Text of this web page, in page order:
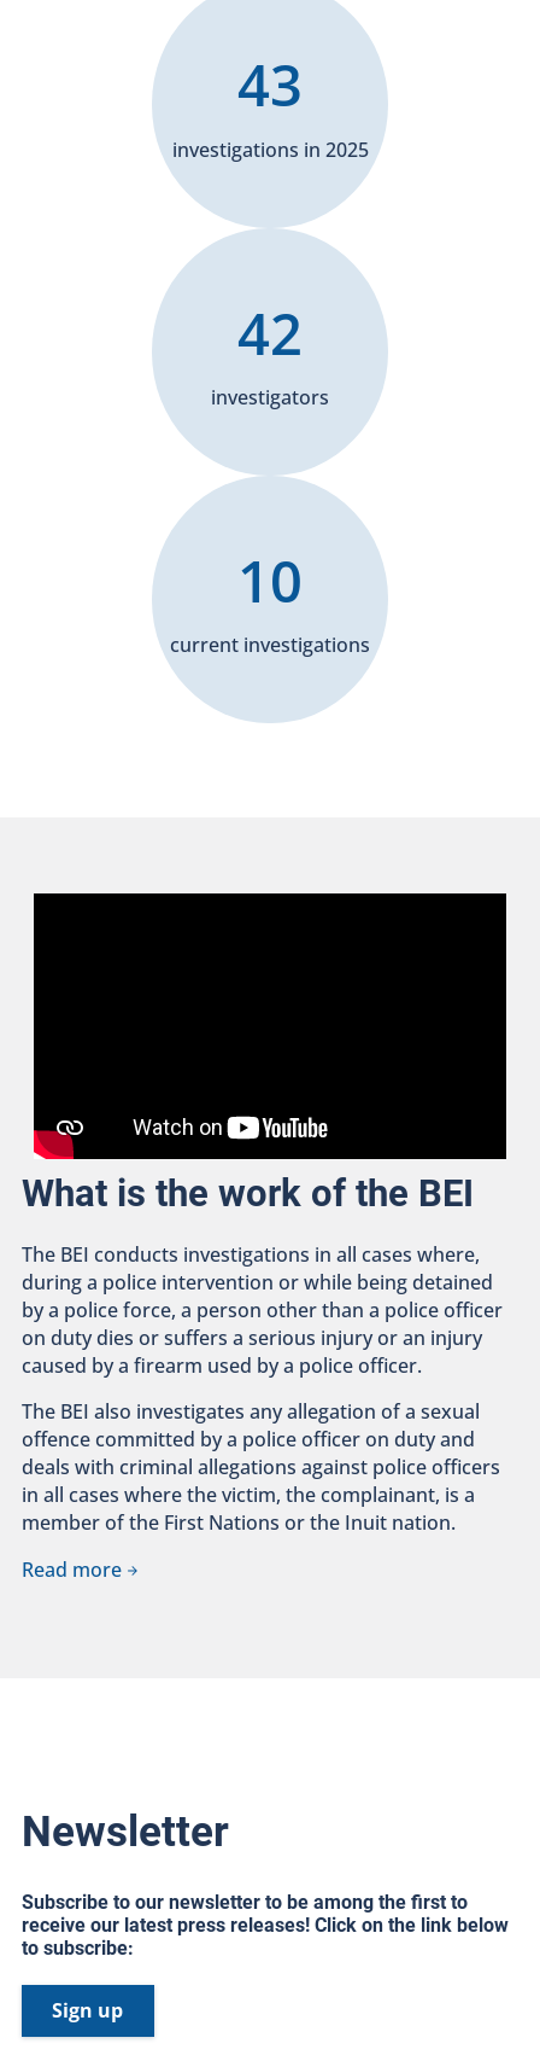
investigations in 2025
43
investigators
42
current investigations
10
What is the work of the BEI
The BEI conducts investigations in all cases where,
during a police intervention or while being detained
by a police force, a person other than a police officer
on duty dies or suffers a serious injury or an injury
caused by a firearm used by a police officer.
The BEI also investigates any allegation of a sexual
offence committed by a police officer on duty and
deals with criminal allegations against police officers
in all cases where the victim, the complainant, is a
member of the First Nations or the Inuit nation.
Read more
Newsletter
Subscribe to our newsletter to be among the first to
receive our latest press releases! Click on the link below
to subscribe:
Sign up